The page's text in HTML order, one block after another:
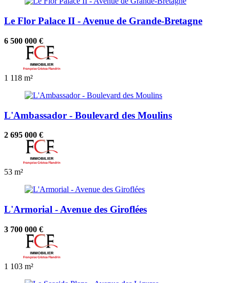
Le Flor Palace II - Avenue de Grande-Bretagne
6 500 000 €
1 118 m²
L'Ambassador - Boulevard des Moulins
2 695 000 €
53 m²
L'Armorial - Avenue des Giroflées
3 700 000 €
1 103 m²